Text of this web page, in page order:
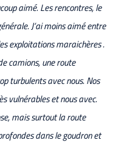
aimé. Les rencontres, le
J’ai moins aimé entre
exploitations maraichères .
camions, une route
turbulents avec nous. Nos
vulnérables et nous avec.
mais surtout la route
dans le goudron et